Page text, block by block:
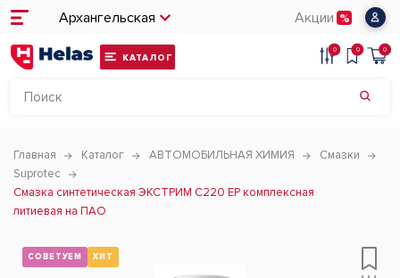
Архангельская Акции
КАТАЛОГ
0 0 0
Главная Каталог АВТОМОБИЛЬНАЯ ХИМИЯ
Смазки
Suprotec
Смазка синтетическая ЭКСТРИМ С220 EP комплексная
литиевая на ПАО
СОВЕТУЕМ ХИТ